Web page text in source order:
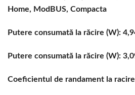
Home, ModBUS, Compacta
Putere consumată la răcire (W):
Putere consumată la răcire (W):
Coeficientul de randament la